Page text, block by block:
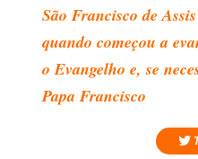
São Francisco de
quando começou a
o Evangelho e, se
Papa Francisco